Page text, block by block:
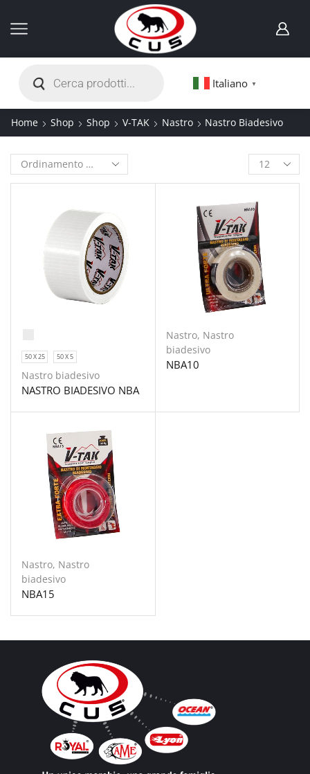
Italiano ▼
Home Shop Shop V-TAK Nastro Nastro Biadesivo
50 X 25 50 X 5
Nastro biadesivo
NASTRO BIADESIVO NBA
Nastro, Nastro
biadesivo
NBA10
Nastro, Nastro
biadesivo
NBA15